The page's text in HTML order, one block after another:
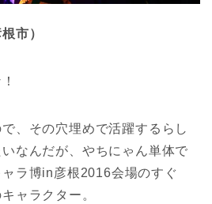
市）
、その穴埋めで活躍するらし
なんだが、やちにゃん単体で
ラ博in彦根2016会場のすぐ
ャラクター。